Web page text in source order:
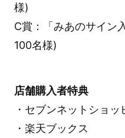
様)
C賞：「みあのサイ
100名様)
店舗購入者特典
・セブンネットショッ
・楽天ブックス